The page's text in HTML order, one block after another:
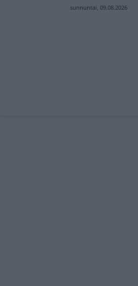
sunnuntai, 09.08.2026